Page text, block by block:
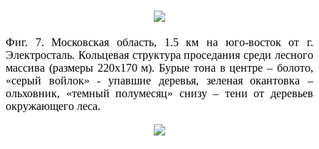
Фиг. 7. Московская область, 1.5 км на юго-восток от г.
Электросталь. Кольцевая структура проседания среди лесного
массива (размеры 220х170 м). Бурые тона в центре – болото,
«серый войлок» - упавшие деревья, зеленая окантовка –
ольховник, «темный полумесяц» снизу – тени от деревьев
окружающего леса.